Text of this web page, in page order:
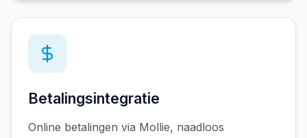
Betalingsintegratie
Online betalingen via Mollie, naadloos